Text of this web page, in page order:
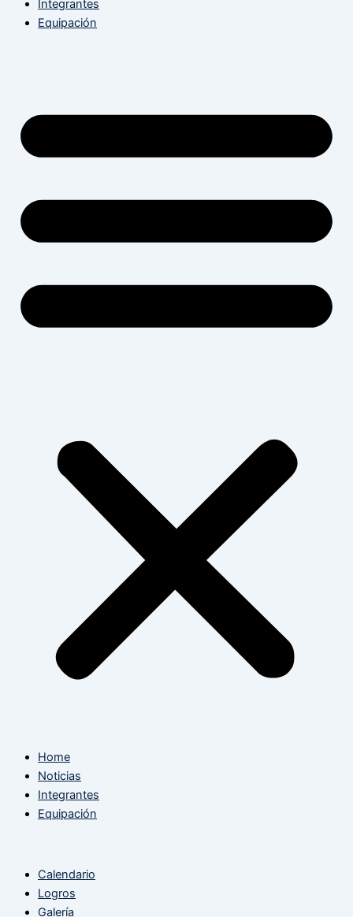
Integrantes
Equipación
Home
Noticias
Integrantes
Equipación
Calendario
Logros
Galería